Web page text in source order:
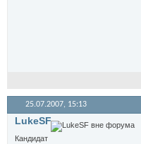
25.07.2007, 15:13
LukeSF
Кандидат